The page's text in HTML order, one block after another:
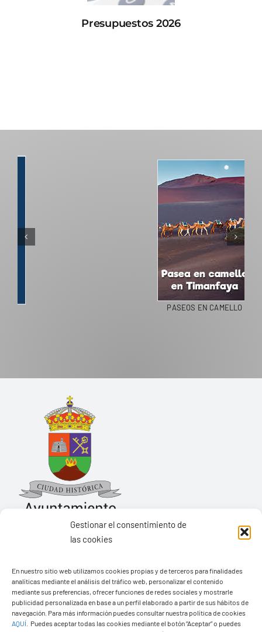
Gestionar el consentimiento de
las cookies
En nuestro sitio web utilizamos cookies propias y de terceros para finalidades
analíticas mediante el análisis del tráfico web, personalizar el contenido
mediante sus preferencias, ofrecer funciones de redes sociales y mostrarle
publicidad personalizada en base a un perfil elaborado a partir de sus hábitos de
navegación. Para más información puedes consultar nuestra política de cookies
AQUÍ
Puedes aceptar todas las cookies mediante el botón “Aceptar” o puedes
Presupuestos 2026
PASEOS EN CAMELLO
Pza. de Los Remedios, 1
35570 – Yaiza
Tel:928 83 62 20